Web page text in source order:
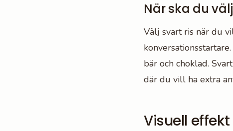
När ska du
Välj svart ris när du
bär och choklad.
där du vill ha extra
Visuell effekt